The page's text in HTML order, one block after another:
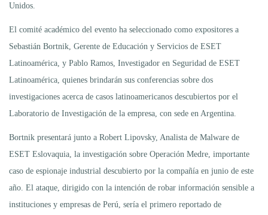
Unidos.
El comité académico del evento ha seleccionado como expositores a
Sebastián Bortnik, Gerente de Educación y Servicios de ESET
Latinoamérica, y Pablo Ramos, Investigador en Seguridad de ESET
Latinoamérica, quienes brindarán sus conferencias sobre dos
investigaciones acerca de casos latinoamericanos descubiertos por el
Laboratorio de Investigación de la empresa, con sede en Argentina.
Bortnik presentará junto a Robert Lipovsky, Analista de Malware de
ESET Eslovaquia, la investigación sobre Operación Medre, importante
caso de espionaje industrial descubierto por la compañía en junio de este
año. El ataque, dirigido con la intención de robar información sensible a
instituciones y empresas de Perú, sería el primero reportado de